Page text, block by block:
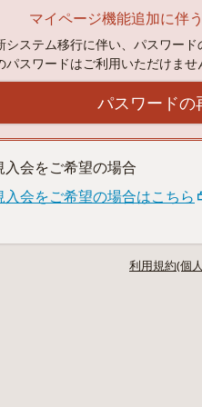
マイページ機能追加に伴
システム移行に伴い、パスワー
パスワードはご利用いただけませ
パスワードの
入会をご希望の場合
入会をご希望の場合はこちら
利用規約(個